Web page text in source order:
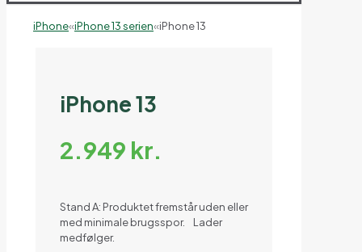
iPhone«iPhone 13 serien«iPhone 13
iPhone 13
2.949 kr.
Stand A: Produktet fremstår uden eller
med minimale brugsspor. Lader
medfølger.